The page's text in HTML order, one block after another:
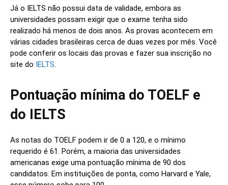
Já o IELTS não possui data de validade, embora as
universidades possam exigir que o exame tenha sido
realizado há menos de dois anos. As provas acontecem em
várias cidades brasileiras cerca de duas vezes por mês. Você
pode conferir os locais das provas e fazer sua inscrição no
site do IELTS.
Pontuação mínima do TOELF e
do IELTS
As notas do TOELF podem ir de 0 a 120, e o mínimo
requerido é 61. Porém, a maioria das universidades
americanas exige uma pontuação mínima de 90 dos
candidatos. Em instituições de ponta, como Harvard e Yale,